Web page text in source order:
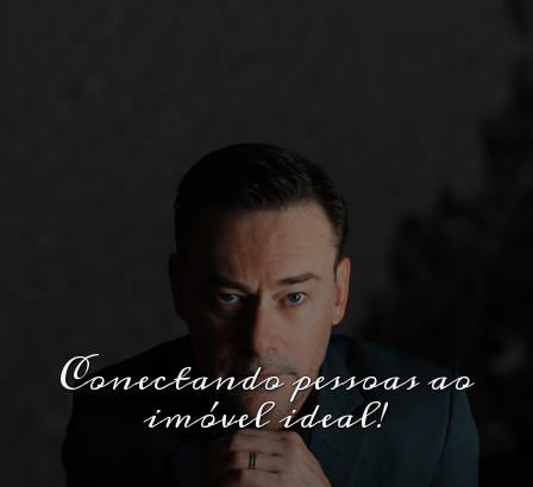
Conectando pessoas ao
imóvel ideal!